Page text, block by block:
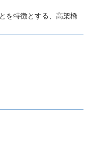
を特徴とする、高架橋